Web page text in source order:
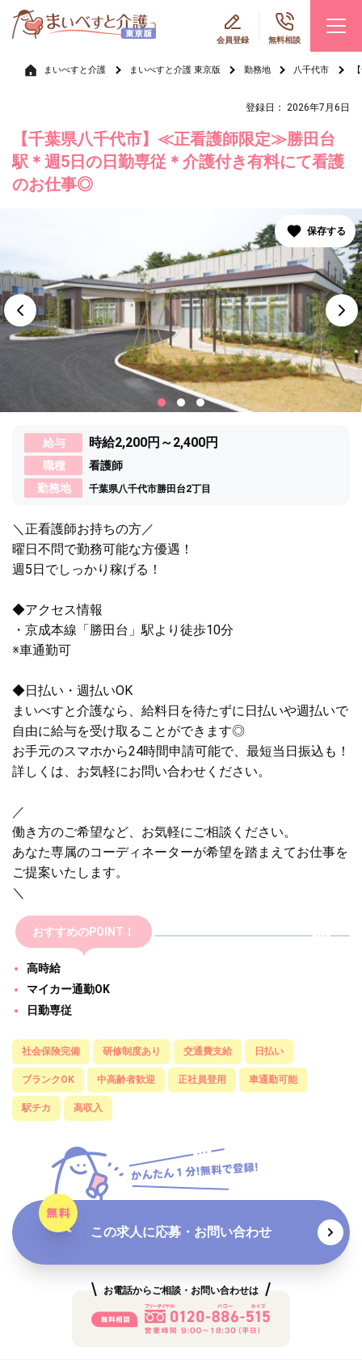
会員登録 無料相談
まいべすと介護 まいべすと介護 東京版 勤務地 八千代市
登録日： 2026年7月6日
【千葉県八千代市】≪正看護師限定≫勝田台
駅＊週5日の日勤専従＊介護付き有料にて看護
のお仕事◎
給与 時給2,200円～2,400円
職種
看護師
勤務地
千葉県八千代市勝田台2丁目
＼正看護師お持ちの方／
曜日不問で勤務可能な方優遇！
週5日でしっかり稼げる！
◆アクセス情報
・京成本線「勝田台」駅より徒歩10分
※車通勤可
◆日払い・週払いOK
まいべすと介護なら、給料日を待たずに日払いや週払いで
自由に給与を受け取ることができます◎
お手元のスマホから24時間申請可能で、最短当日振込も！
詳しくは、お気軽にお問い合わせください。
／
働き方のご希望など、お気軽にご相談ください。
あなた専属のコーディネーターが希望を踏まえてお仕事を
ご提案いたします。
＼
おすすめのPOINT！
高時給
マイカー通勤OK
日勤専従
社会保険完備 研修制度あり 交通費支給 日払い
ブランクOK 中高齢者歓迎 正社員登用 車通勤可能
駅チカ 高収入
この求人に応募・お問い合わせ
お電話からご相談・お問い合わせは